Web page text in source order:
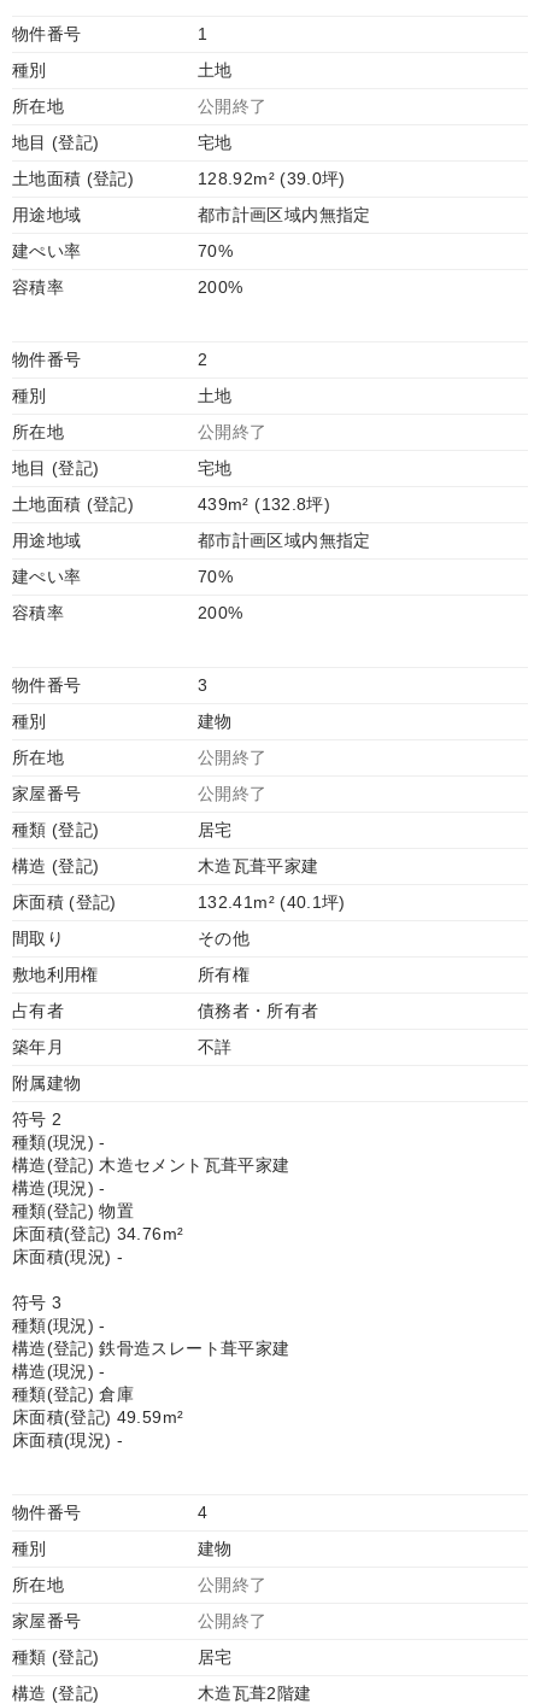
物件番号
1
種別
土地
所在地
公開終了
地目 (登記)
宅地
土地面積 (登記)
128.92m² (39.0坪)
用途地域
都市計画区域内無指定
建ぺい率
70%
容積率
200%
物件番号
2
種別
土地
所在地
公開終了
地目 (登記)
宅地
土地面積 (登記)
439m² (132.8坪)
用途地域
都市計画区域内無指定
建ぺい率
70%
容積率
200%
物件番号
3
種別
建物
所在地
公開終了
家屋番号
公開終了
種類 (登記)
居宅
構造 (登記)
木造瓦葺平家建
床面積 (登記)
132.41m² (40.1坪)
間取り
その他
敷地利用権
所有権
占有者
債務者・所有者
築年月
不詳
附属建物
符号 2
種類(現況) -
構造(登記) 木造セメント瓦葺平家建
構造(現況) -
種類(登記) 物置
床面積(登記) 34.76m²
床面積(現況) -
符号 3
種類(現況) -
構造(登記) 鉄骨造スレート葺平家建
構造(現況) -
種類(登記) 倉庫
床面積(登記) 49.59m²
床面積(現況) -
物件番号
4
種別
建物
所在地
公開終了
家屋番号
公開終了
種類 (登記)
居宅
構造 (登記)
木造瓦葺2階建